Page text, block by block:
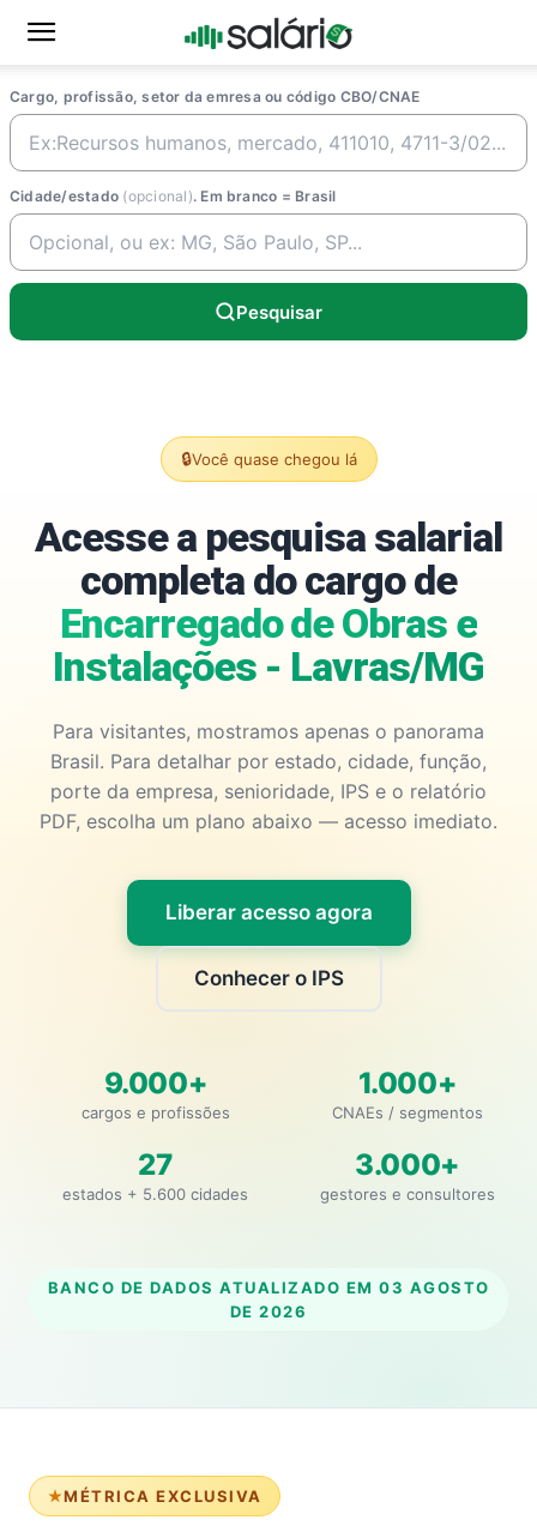
Cargo, profissão, setor da emresa ou código CBO/CNAE
Cidade/estado (opcional). Em branco = Brasil
Pesquisar
🔒Você quase chegou lá
Acesse a pesquisa salarial
completa do cargo de
Encarregado de Obras e
Instalações - Lavras/MG
Para visitantes, mostramos apenas o panorama
Brasil. Para detalhar por estado, cidade, função,
porte da empresa, senioridade, IPS e o relatório
PDF, escolha um plano abaixo — acesso imediato.
Liberar acesso agora
Conhecer o IPS
9.000+
cargos e profissões
1.000+
CNAEs / segmentos
27
estados + 5.600 cidades
3.000+
gestores e consultores
BANCO DE DADOS ATUALIZADO EM 03 AGOSTO
DE 2026
MÉTRICA EXCLUSIVA